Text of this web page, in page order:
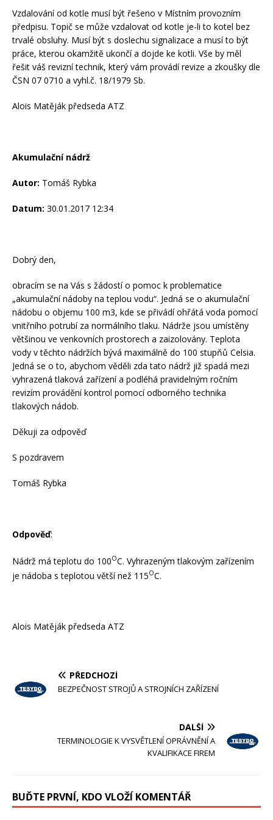
Vzdalování od kotle musí být řešeno v Místním provozním
předpisu. Topič se může vzdalovat od kotle je-li to kotel bez
trvalé obsluhy. Musí být s doslechu signalizace a musí to být
práce, kterou okamžitě ukončí a dojde ke kotli. Vše by měl
řešit váš revizní technik, který vám provádí revize a zkoušky dle
ČSN 07 0710 a vyhl.č. 18/1979 Sb.
Alois Matěják předseda ATZ
Akumulační nádrž
Autor: Tomáš Rybka
Datum: 30.01.2017 12:34
Dobrý den,
obracím se na Vás s žádostí o pomoc k problematice
„akumulační nádoby na teplou vodu“. Jedná se o akumulační
nádobu o objemu 100 m3, kde se přivádí ohřátá voda pomocí
vnitřního potrubí za normálního tlaku. Nádrže jsou umístěny
většinou ve venkovních prostorech a zaizolovány. Teplota
vody v těchto nádržích bývá maximálně do 100 stupňů Celsia.
Jedná se o to, abychom věděli zda tato nádrž již spadá mezi
vyhrazená tlaková zařízení a podléhá pravidelným ročním
revizím provádění kontrol pomocí odborného technika
tlakových nádob.
Děkuji za odpověď
S pozdravem
Tomáš Rybka
Odpověď:
Nádrž má teplotu do 100OC. Vyhrazeným tlakovým zařízením
je nádoba s teplotou větší než 115OC.
Alois Matěják předseda ATZ
PŘEDCHOZÍ
BEZPEČNOST STROJŮ A STROJNÍCH ZAŘÍZENÍ
DALŠÍ
TERMINOLOGIE K VYSVĚTLENÍ OPRÁVNĚNÍ A
KVALIFIKACE FIREM
BUĎTE PRVNÍ, KDO VLOŽÍ KOMENTÁŘ